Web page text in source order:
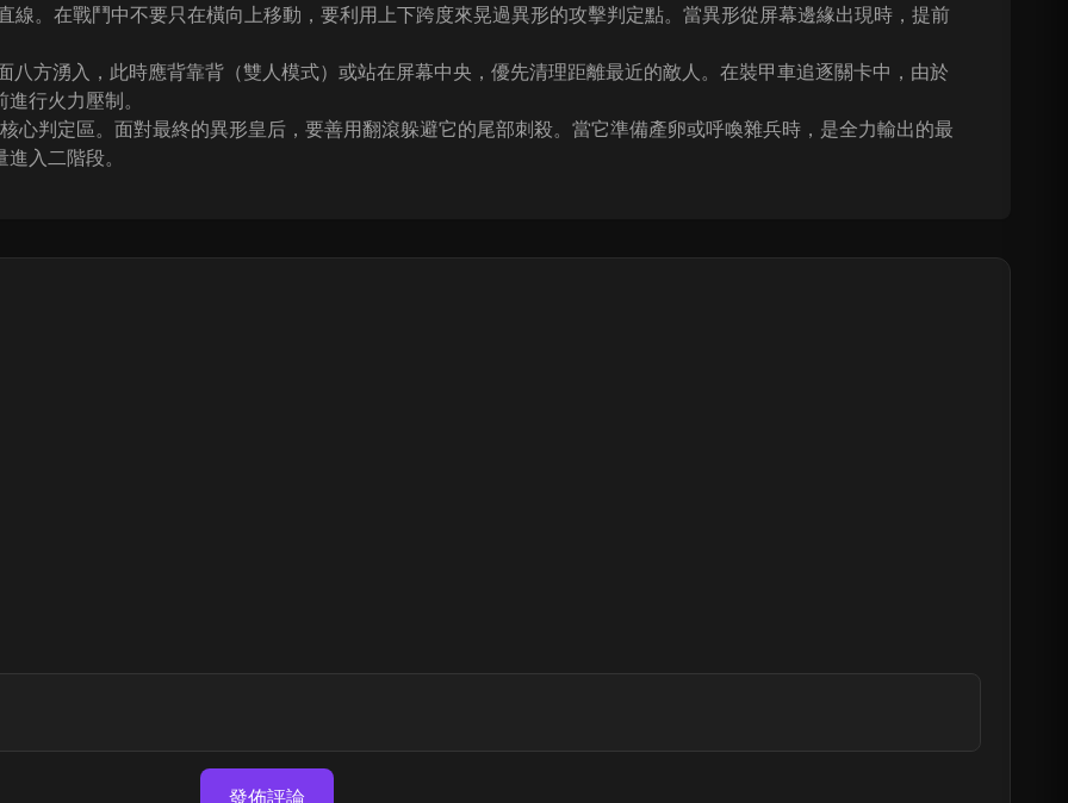
線。在戰鬥中不要只在橫向上移動，要利用上下跨度來晃過異形的攻擊判定點。當異形從屏幕邊緣出現時，提前
方湧入，此時應背靠背（雙人模式）或站在屏幕中央，優先清理距離最近的敵人。在裝甲車追逐關卡中，由於
行火力壓制。
心判定區。面對最終的異形皇后，要善用翻滾躲避它的尾部刺殺。當它準備產卵或呼喚雜兵時，是全力輸出的最
入二階段。
發佈評論